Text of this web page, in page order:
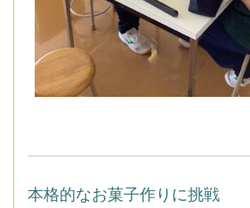
本格的なお菓子作りに挑戦